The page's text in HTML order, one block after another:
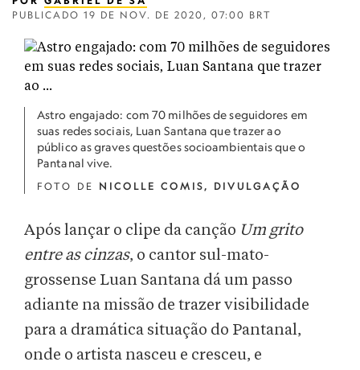
PUBLICADO 19 DE NOV. DE 2020, 07:00 BRT
Astro engajado: com 70 milhões de seguidores em
suas redes sociais, Luan Santana que trazer ao
público as graves questões socioambientais que o
Pantanal vive.
FOTO DE NICOLLE COMIS, DIVULGAÇÃO
Após lançar o clipe da canção Um grito
entre as cinzas, o cantor sul-mato-
grossense Luan Santana dá um passo
adiante na missão de trazer visibilidade
para a dramática situação do Pantanal,
onde o artista nasceu e cresceu, e